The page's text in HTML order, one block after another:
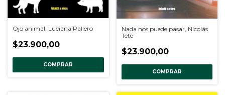
Ojo animal, Luciana Pallero
$23.900,00
COMPRAR
Nada nos puede pasar, Nicolás
Teté
$23.900,00
COMPRAR